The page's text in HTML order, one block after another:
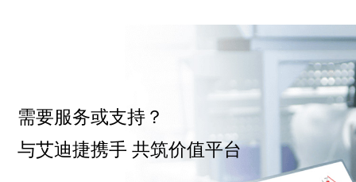
需要服务或支持？
与艾迪捷携手 共筑价值平台